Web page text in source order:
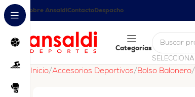
Sobre AnsaldiContactoDespacho
Categorías
Inicio Accesorios Deportivos Bolso Balonero